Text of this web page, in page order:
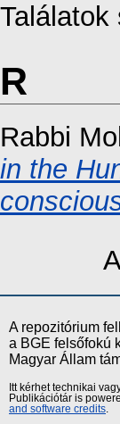
Találatok
R
Rabbi
in the
A repozitórium
a BGE felsőfokú
Magyar Állam
Itt kérhet technikai
Publikációtár is
and software credits